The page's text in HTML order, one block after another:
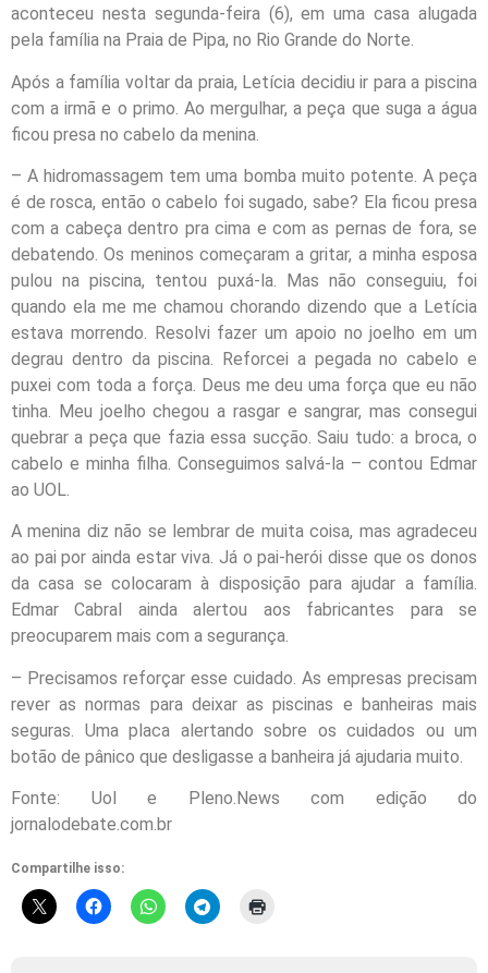
aconteceu nesta segunda-feira (6), em uma casa alugada
pela família na Praia de Pipa, no Rio Grande do Norte.
Após a família voltar da praia, Letícia decidiu ir para a piscina
com a irmã e o primo. Ao mergulhar, a peça que suga a água
ficou presa no cabelo da menina.
– A hidromassagem tem uma bomba muito potente. A peça
é de rosca, então o cabelo foi sugado, sabe? Ela ficou presa
com a cabeça dentro pra cima e com as pernas de fora, se
debatendo. Os meninos começaram a gritar, a minha esposa
pulou na piscina, tentou puxá-la. Mas não conseguiu, foi
quando ela me me chamou chorando dizendo que a Letícia
estava morrendo. Resolvi fazer um apoio no joelho em um
degrau dentro da piscina. Reforcei a pegada no cabelo e
puxei com toda a força. Deus me deu uma força que eu não
tinha. Meu joelho chegou a rasgar e sangrar, mas consegui
quebrar a peça que fazia essa sucção. Saiu tudo: a broca, o
cabelo e minha filha. Conseguimos salvá-la – contou Edmar
ao UOL.
A menina diz não se lembrar de muita coisa, mas agradeceu
ao pai por ainda estar viva. Já o pai-herói disse que os donos
da casa se colocaram à disposição para ajudar a família.
Edmar Cabral ainda alertou aos fabricantes para se
preocuparem mais com a segurança.
– Precisamos reforçar esse cuidado. As empresas precisam
rever as normas para deixar as piscinas e banheiras mais
seguras. Uma placa alertando sobre os cuidados ou um
botão de pânico que desligasse a banheira já ajudaria muito.
Fonte: Uol e Pleno.News com edição do
jornalodebate.com.br
Compartilhe isso: